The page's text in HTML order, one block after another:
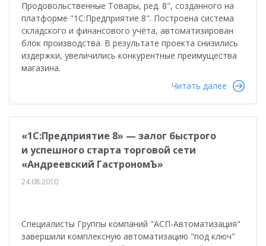
Продовольственные Товары, ред. 8", созданного на
платформе "1С:Предприятие 8". Построена система
складского и финансового учёта, автоматизирован
блок производства. В результате проекта снизились
издержки, увеличились конкурентные преимущества
магазина.
Читать далее
«1С:Предприятие 8» — залог быстрого
и успешного старта торговой сети
«Андреевский ГастрономЪ»
24.08.2010
Специалисты Группы компаний "АСП-Автоматизация"
завершили комплексную автоматизацию "под ключ"